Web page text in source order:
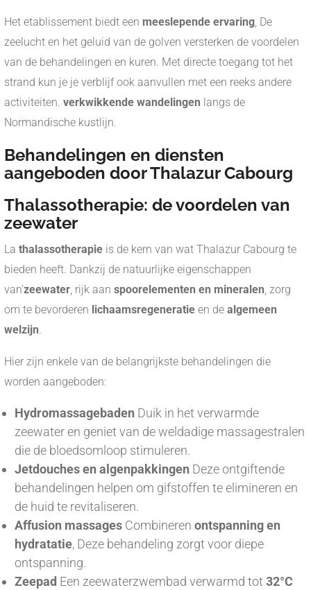
Het etablissement biedt een meeslepende ervaring, De
zeelucht en het geluid van de golven versterken de voordelen
van de behandelingen en kuren. Met directe toegang tot het
strand kun je je verblijf ook aanvullen met een reeks andere
activiteiten. verkwikkende wandelingen langs de
Normandische kustlijn.
Behandelingen en diensten
aangeboden door Thalazur Cabourg
Thalassotherapie: de voordelen van
zeewater
La thalassotherapie is de kern van wat Thalazur Cabourg te
bieden heeft. Dankzij de natuurlijke eigenschappen
van’zeewater, rijk aan spoorelementen en mineralen, zorg
om te bevorderen lichaamsregeneratie en de algemeen
welzijn.
Hier zijn enkele van de belangrijkste behandelingen die
worden aangeboden:
Hydromassagebaden Duik in het verwarmde
zeewater en geniet van de weldadige massagestralen
die de bloedsomloop stimuleren.
Jetdouches en algenpakkingen Deze ontgiftende
behandelingen helpen om gifstoffen te elimineren en
de huid te revitaliseren.
Affusion massages Combineren ontspanning en
hydratatie, Deze behandeling zorgt voor diepe
ontspanning.
Zeepad Een zeewaterzwembad verwarmd tot 32°C